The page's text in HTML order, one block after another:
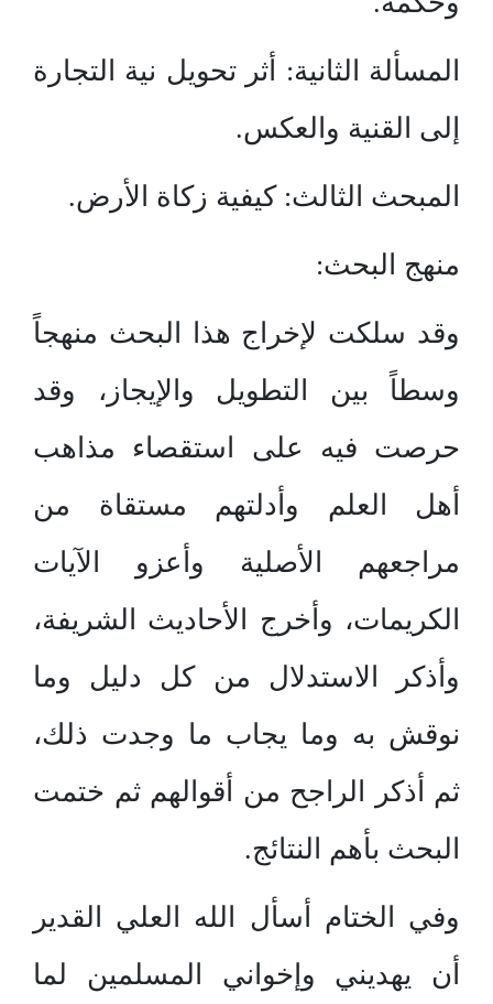
المسألة الثانية: أثر تحويل نية التجارة
إلى القنية والعكس.
المبحث الثالث: كيفية زكاة الأرض.
منهج البحث:
وقد سلكت لإخراج هذا البحث منهجاً
وسطاً بين التطويل والإيجاز، وقد
حرصت فيه على استقصاء مذاهب
أهل العلم وأدلتهم مستقاة من
مراجعهم الأصلية وأعزو الآيات
الكريمات، وأخرج الأحاديث الشريفة،
وأذكر الاستدلال من كل دليل وما
نوقش به وما يجاب ما وجدت ذلك،
ثم أذكر الراجح من أقوالهم ثم ختمت
البحث بأهم النتائج.
وفي الختام أسأل الله العلي القدير
أن يهديني وإخواني المسلمين لما